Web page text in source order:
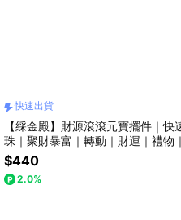
快速出貨
【綵金殿】財源滾滾元寶擺件｜快
珠｜聚財暴富｜轉動｜財運｜禮物
｜生日禮物｜交換禮物
$440
2.0%